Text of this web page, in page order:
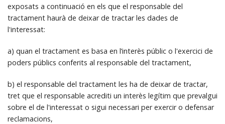
exposats a continuació en els que el responsable del
tractament haurà de deixar de tractar les dades de
l'interessat:
a) quan el tractament es basa en l’interès públic o l'exercici de
poders públics conferits al responsable del tractament,
b) el responsable del tractament les ha de deixar de tractar,
tret que el responsable acrediti un interès legítim que prevalgui
sobre el de l'interessat o sigui necessari per exercir o defensar
reclamacions,